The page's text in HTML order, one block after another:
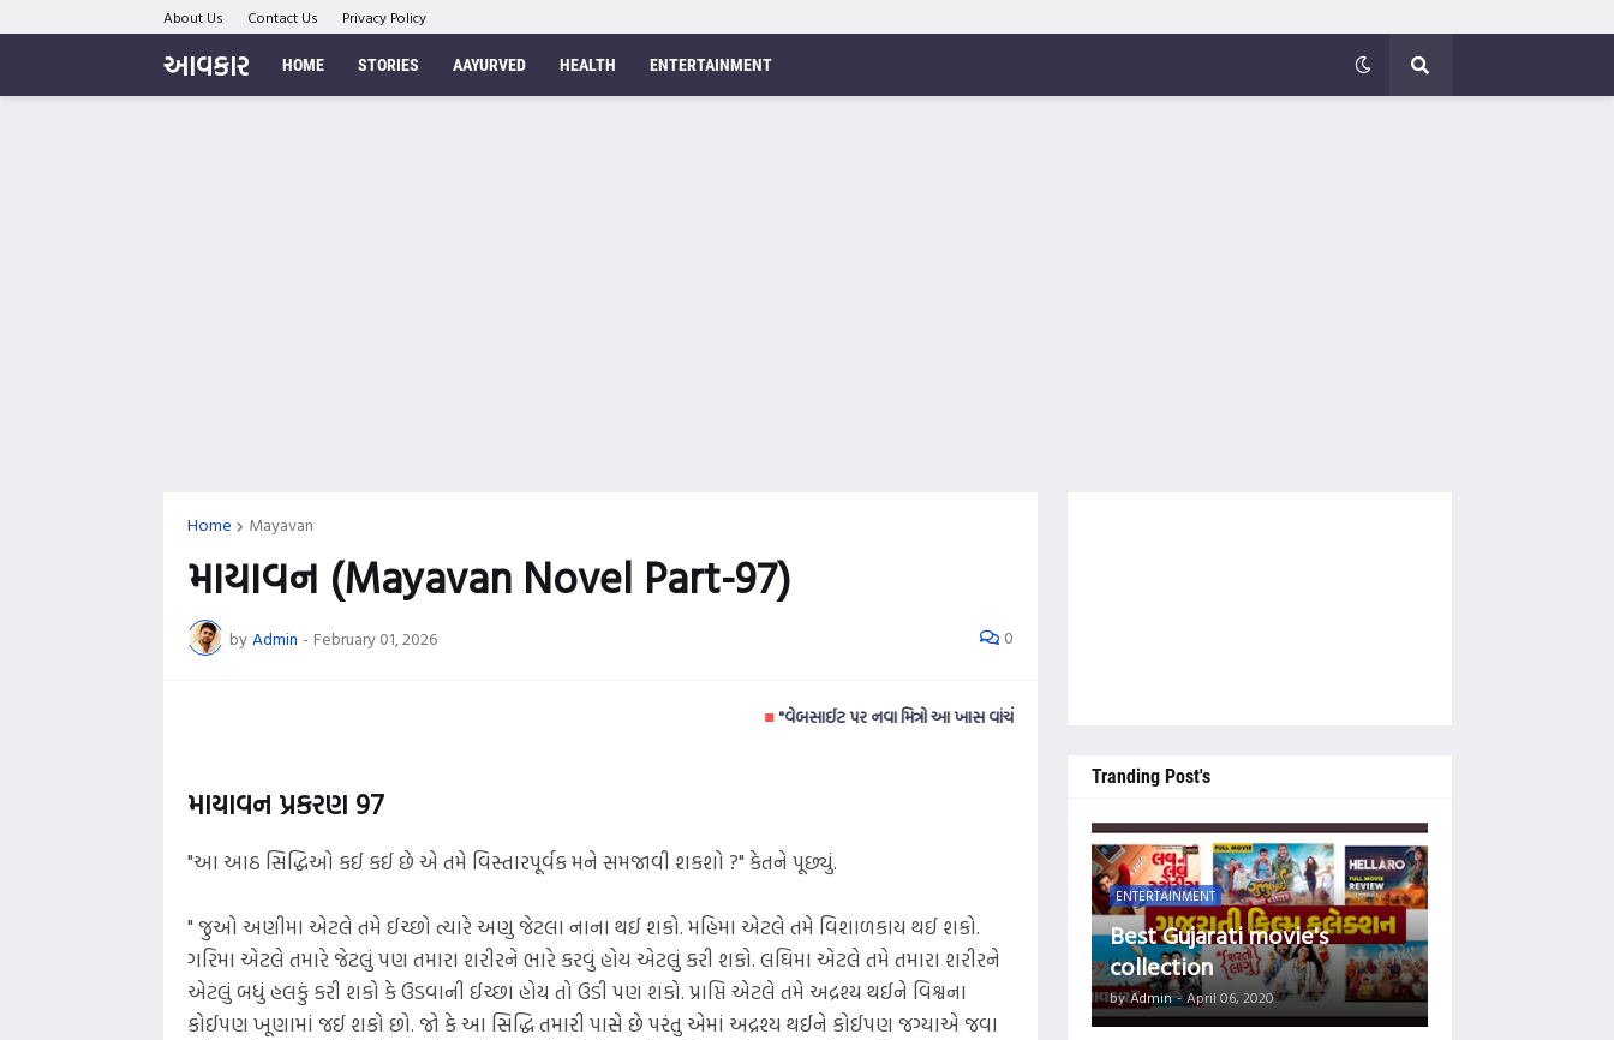
About Us Contact Us Privacy Policy
આવકાર HOME STORIES AAYURVED HEALTH ENTERTAINMENT
Home Mayavan
માયાવન (Mayavan Novel Part-97)
by Admin - February 01, 2026 0
"વેબસાઈટ પર નવા મિત્રો આ ખાસ વાંચો ☞ વધુ વાંચન માટે નવલકથાઓ વાંચવી ગમતી હોય તો આ વેબસાઈટને નીચે સુધી સ્ક્રોલ કરી 'Main
માયાવન પ્રકરણ 97
"આ આઠ સિદ્ધિઓ કઈ કઈ છે એ તમે વિસ્તારપૂર્વક મને સમજાવી શકશો ?" કેતને પૂછ્યું.
" જુઓ અણીમા એટલે તમે ઈચ્છો ત્યારે અણુ જેટલા નાના થઈ શકો. મહિમા એટલે તમે વિશાળકાય થઈ શકો.
ગરિમા એટલે તમારે જેટલું પણ તમારા શરીરને ભારે કરવું હોય એટલું કરી શકો. લઘિમા એટલે તમે તમારા શરીરને
એટલું બધું હલકું કરી શકો કે ઉડવાની ઈચ્છા હોય તો ઉડી પણ શકો. પ્રાપ્તિ એટલે તમે અદ્રશ્ય થઈને વિશ્વના
કોઈપણ ખૂણામાં જઈ શકો છો. જો કે આ સિદ્ધિ તમારી પાસે છે પરંતુ એમાં અદ્રશ્ય થઈને કોઈપણ જગ્યાએ જવા
Tranding Post's
ENTERTAINMENT
Best Gujarati movie's
collection
by Admin - April 06, 2020